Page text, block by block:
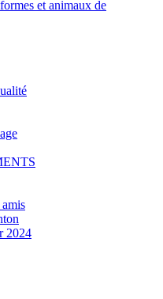
et animaux de
2024